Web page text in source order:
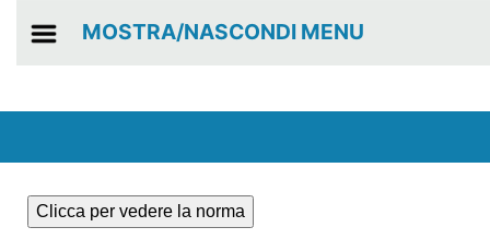
MOSTRA/NASCONDI MENU
Clicca per vedere la norma